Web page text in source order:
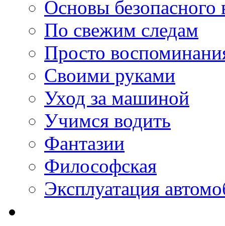
Основы безопасного
По свежим следам
Просто
Своими руками
Уход за машиной
Учимся водить
Фантазии
Философская
Эксплуатация